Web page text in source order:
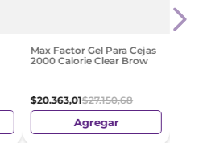
Max Factor Gel Para Cejas
2000 Calorie Clear Brow
$20.363,01$27.150,68
Agregar